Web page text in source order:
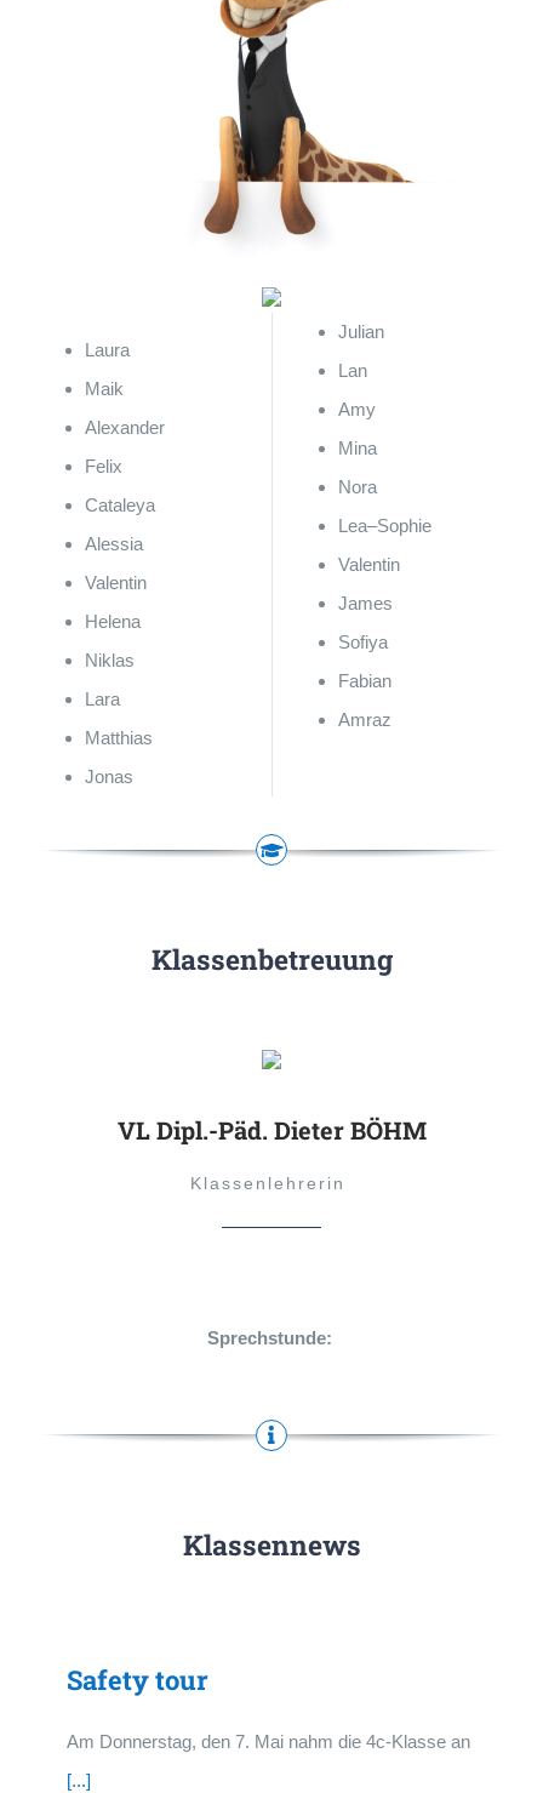
Laura
Maik
Alexander
Felix
Cataleya
Alessia
Valentin
Helena
Niklas
Lara
Matthias
Jonas
Julian
Lan
Amy
Mina
Nora
Lea–Sophie
Valentin
James
Sofiya
Fabian
Amraz
Klassenbetreuung
VL Dipl.-Päd. Dieter BÖHM
Klassenlehrerin
Sprechstunde:
Klassennews
Safety tour
Am Donnerstag, den 7. Mai nahm die 4c-Klasse an
[...]